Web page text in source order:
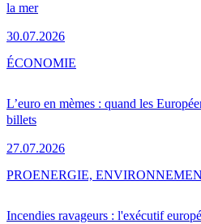
la mer
30.07.2026
L’euro en mèmes : quand les
billets
27.07.2026
ÉCONOMIE
Incendies ravageurs : l'exécutif
PROENERGIE,